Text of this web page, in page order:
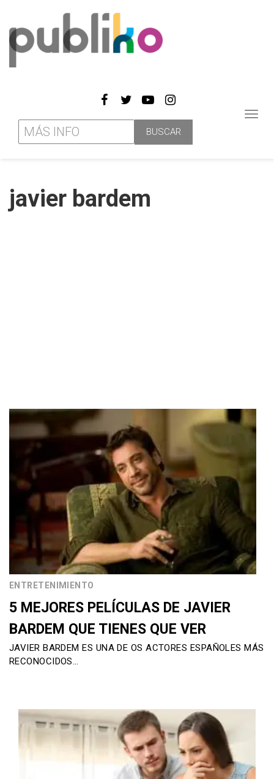
javier bardem
ENTRETENIMIENTO
5 MEJORES PELÍCULAS DE JAVIER
BARDEM QUE TIENES QUE VER
JAVIER BARDEM ES UNA DE OS ACTORES ESPAÑOLES MÁS
RECONOCIDOS…